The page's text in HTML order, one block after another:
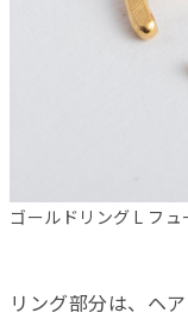
ゴールドリング L フ
リング部分は、ヘ